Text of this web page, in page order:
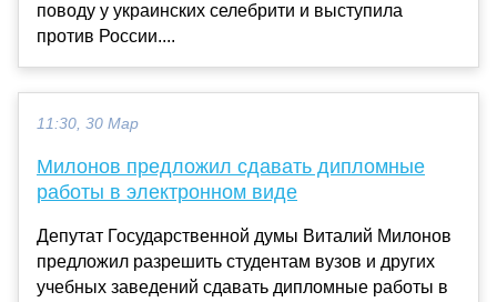
поводу у украинских селебрити и выступила
против России....
11:30, 30 Мар
Милонов предложил сдавать дипломные
работы в электронном виде
Депутат Государственной думы Виталий Милонов
предложил разрешить студентам вузов и других
учебных заведений сдавать дипломные работы в